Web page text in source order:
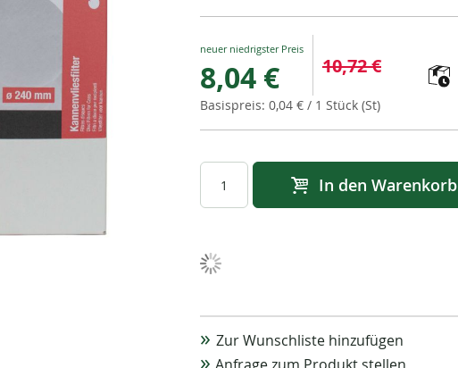
Special
Price
8,04 € 10,72 €
0,04 € / 1 Stück (St)
In den Warenkorb
Zur Wunschliste hinzufügen